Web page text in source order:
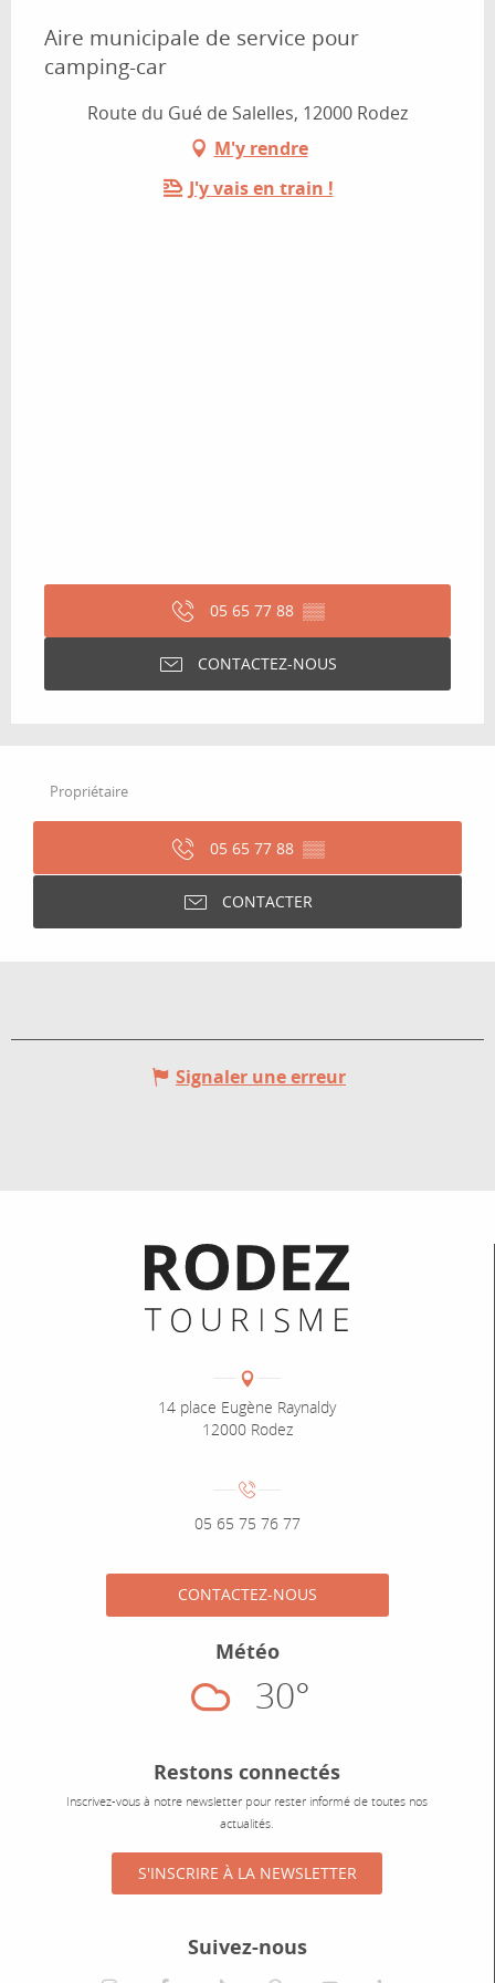
Aire municipale de service pour
camping-car
Route du Gué de Salelles, 12000 Rodez
M'y rendre
J'y vais en train !
05 65 77 88 ▒▒
CONTACTEZ-NOUS
Propriétaire
05 65 77 88 ▒▒
CONTACTER
Signaler une erreur
Informations pratiques
Adresse :
14 place Eugène Raynaldy
12000 Rodez
Numéro de téléphone :
05 65 75 76 77
CONTACTEZ-NOUS
Météo
Nuageux
30°
Restons connectés
Inscrivez-vous à notre newsletter pour rester informé de toutes nos
actualités.
S'INSCRIRE À LA NEWSLETTER
Suivez-nous